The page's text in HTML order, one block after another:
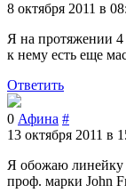
8 октября 2011 в
Я на протяжении 4
к нему есть еще
Ответить
0 Афина #
13 октября 2011 в
Я обожаю линейку
проф. марки John